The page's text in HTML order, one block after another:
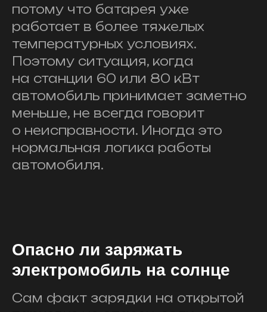
потому что батарея уже
работает в более тяжелых
температурных условиях.
Поэтому ситуация, когда
на станции 60 или 80 кВт
автомобиль принимает заметно
меньше, не всегда говорит
о неисправности. Иногда это
нормальная логика работы
автомобиля.
Опасно ли заряжать
электромобиль на солнце
Сам факт зарядки на открытой